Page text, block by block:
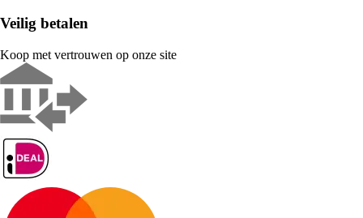
Veilig betalen
Koop met vertrouwen op onze site